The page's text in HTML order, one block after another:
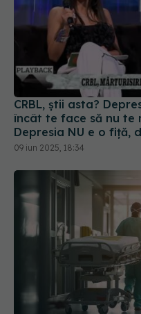
CRBL, știi asta?
încât te face să nu te
Depresia NU e o fiță,
09 iun 2025, 18:34